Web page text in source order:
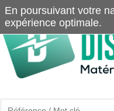
En poursuivant votre
expérience optimale.